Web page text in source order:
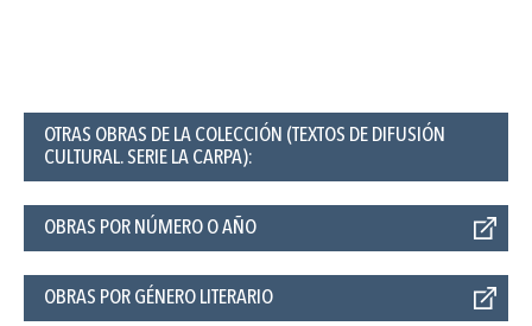
OTRAS OBRAS DE LA COLECCIÓN (TEXTOS DE DIFUSIÓN
CULTURAL. SERIE LA CARPA):
OBRAS POR NÚMERO O AÑO
OBRAS POR GÉNERO LITERARIO